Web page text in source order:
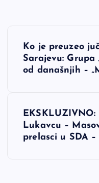
NKo je preuzeo
Sarajevu: Grupa
od današnjih –
Lukavcu –
prelasci u SDA –